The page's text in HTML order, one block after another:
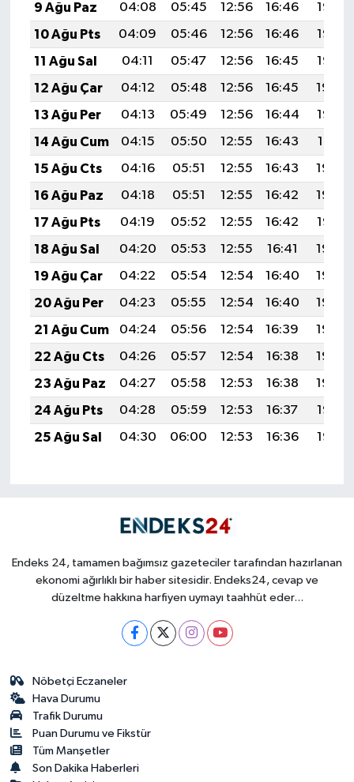
9 Ağu Paz
04:08 05:45 12:56 16:46
19:58
10 Ağu Pts
04:09 05:46 12:56 16:46
19:56
11 Ağu Sal
04:11 05:47 12:56 16:45
19:55
12 Ağu Çar
04:12 05:48 12:56 16:45
19:54
13 Ağu Per
04:13 05:49 12:56 16:44
19:53
14 Ağu Cum
04:15 05:50 12:55 16:43
19:51
15 Ağu Cts
04:16 05:51 12:55 16:43
19:50
16 Ağu Paz
04:18 05:51 12:55 16:42
19:49
17 Ağu Pts
04:19 05:52 12:55 16:42
19:47
18 Ağu Sal
04:20 05:53 12:55 16:41
19:46
19 Ağu Çar
04:22 05:54 12:54 16:40
19:44
20 Ağu Per
04:23 05:55 12:54 16:40
19:43
21 Ağu Cum
04:24 05:56 12:54 16:39
19:42
22 Ağu Cts
04:26 05:57 12:54 16:38
19:40
23 Ağu Paz
04:27 05:58 12:53 16:38
19:39
24 Ağu Pts
04:28 05:59 12:53 16:37
19:37
25 Ağu Sal
04:30 06:00 12:53 16:36 19:36
Endeks 24, tamamen bağımsız gazeteciler tarafından hazırlanan
ekonomi ağırlıklı bir haber sitesidir. Endeks24, cevap ve
düzeltme hakkına harfiyen uymayı taahhüt eder...
Nöbetçi Eczaneler
Hava Durumu
Trafik Durumu
Puan Durumu ve Fikstür
Tüm Manşetler
Son Dakika Haberleri